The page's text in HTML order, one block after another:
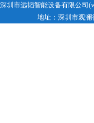
深圳市远韬智能设备有限公司
地址：深圳市观澜